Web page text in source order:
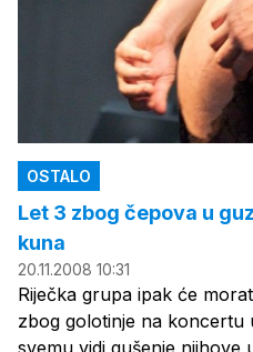
OSTALO
Let 3 zbog čepova u
kuna
20.11.2008 10:31
Riječka grupa ipak će
zbog golotinje na koncertu